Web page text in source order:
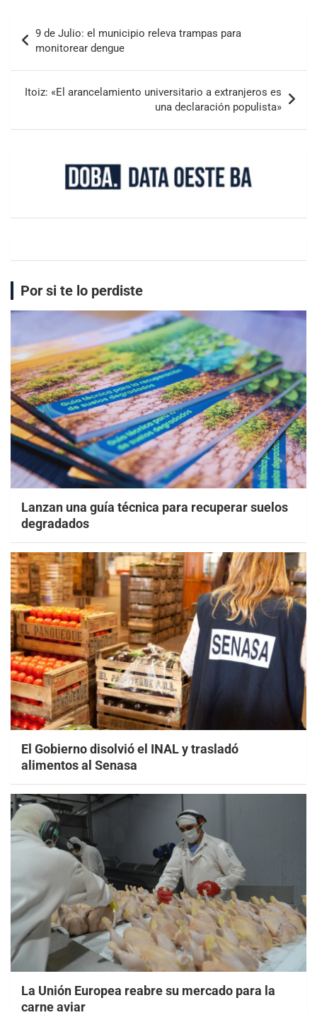
9 de Julio: el municipio releva trampas para
monitorear dengue
Itoiz: «El arancelamiento universitario a extranjeros es
una declaración populista»
Por si te lo perdiste
Lanzan una guía técnica para recuperar suelos
degradados
El Gobierno disolvió el INAL y trasladó
alimentos al Senasa
La Unión Europea reabre su mercado para la
carne aviar